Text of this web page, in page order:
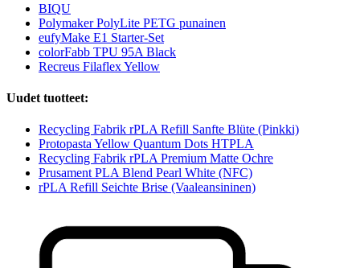
BIQU
Polymaker PolyLite PETG punainen
eufyMake E1 Starter-Set
colorFabb TPU 95A Black
Recreus Filaflex Yellow
Uudet tuotteet:
Recycling Fabrik rPLA Refill Sanfte Blüte (Pinkki)
Protopasta Yellow Quantum Dots HTPLA
Recycling Fabrik rPLA Premium Matte Ochre
Prusament PLA Blend Pearl White (NFC)
rPLA Refill Seichte Brise (Vaaleansininen)